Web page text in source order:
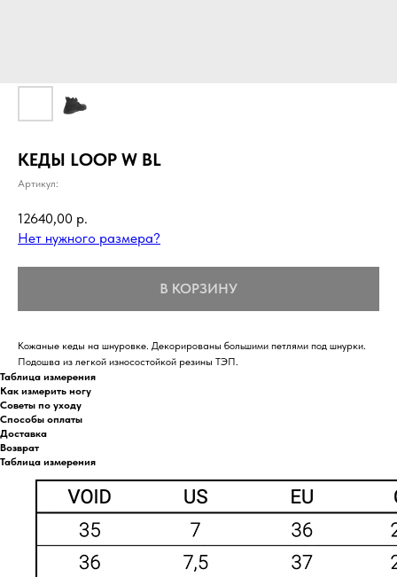
КЕДЫ LOOP W BL
Артикул:
12640,00 р.
Нет нужного размера?
В КОРЗИНУ
Кожаные кеды на шнуровке. Декорированы большими петлями под шнурки.
Подошва из легкой износостойкой резины ТЭП.
Таблица измерения
Как измерить ногу
Советы по уходу
Способы оплаты
Доставка
Возврат
Таблица измерения